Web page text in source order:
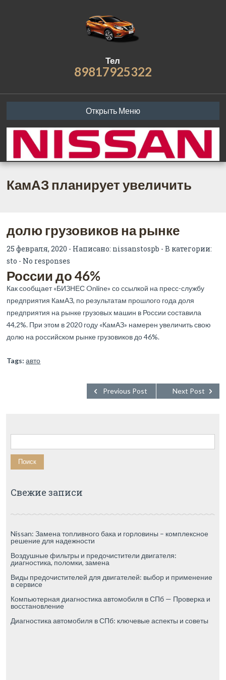
Тел
89817925322
Открыть Меню
КамАЗ планирует увеличить
долю грузовиков на рынке
России до 46%
25 февраля, 2020 - Написано: nissanstospb - В категории:
sto - No responses
Как сообщает «БИЗНЕС Online» со ссылкой на пресс-службу
предприятия КамАЗ, по результатам прошлого года доля
предприятия на рынке грузовых машин в России составила
44,2%. При этом в 2020 году «КамАЗ» намерен увеличить свою
долю на российском рынке грузовиков до 46%.
Tags: авто
Next Post
Previous Post
Найти:
Свежие записи
Nissan: Замена топливного бака и горловины – комплексное
решение для надежности
Воздушные фильтры и предочистители двигателя:
диагностика, поломки, замена
Виды предочистителей для двигателей: выбор и применение
в сервисе
Компьютерная диагностика автомобиля в СПб — Проверка и
восстановление
Диагностика автомобиля в СПб: ключевые аспекты и советы